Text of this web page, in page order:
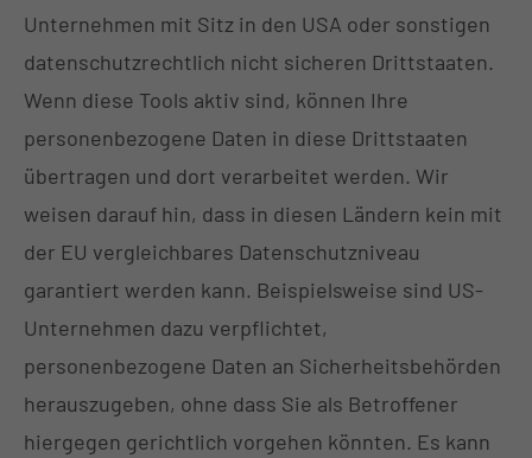
Unternehmen mit Sitz in den USA oder sonstigen
datenschutzrechtlich nicht sicheren Drittstaaten.
Wenn diese Tools aktiv sind, können Ihre
personenbezogene Daten in diese Drittstaaten
übertragen und dort verarbeitet werden. Wir
weisen darauf hin, dass in diesen Ländern kein mit
der EU vergleichbares Datenschutzniveau
garantiert werden kann. Beispielsweise sind US-
Unternehmen dazu verpflichtet,
personenbezogene Daten an Sicherheitsbehörden
herauszugeben, ohne dass Sie als Betroffener
hiergegen gerichtlich vorgehen könnten. Es kann